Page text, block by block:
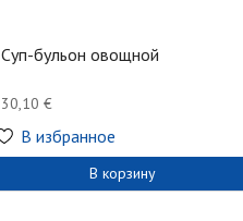
Суп-бульон овощной
30,10 €
В избранное
В корзину